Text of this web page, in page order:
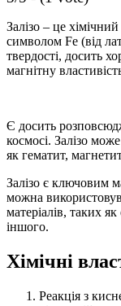
Залізо – це
символом Fe (від
твердості, досить
магнітну
Є досить
космосі. Залізо
як гематит,
Залізо є ключовим
можна
матеріалів, таких як
іншого.
Хімічні
Реакція з